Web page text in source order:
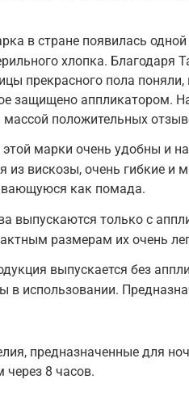
в стране появилась
хлопка. Благодаря
прекрасного пола
защищено аппликатором.
массой положительных
этой марки очень удобны и
из вискозы, очень гибкие
как помада.
выпускаются только с
размерам их очень
выпускается без
в использовании.
предназначенные для
через 8 часов.